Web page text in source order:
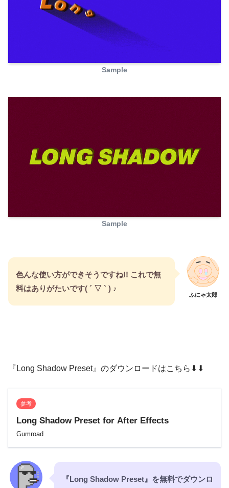
Sample
Sample
ふにゃ太郎
色んな使い方ができそうですね!! これで無
料はありがたいです( ´ ▽ ` ) ♪
『Long Shadow Preset』のダウンロードはこちら⬇︎⬇︎
参考
Long Shadow Preset for After Effects
Gumroad
『Long Shadow Preset』を無料でダウンロ